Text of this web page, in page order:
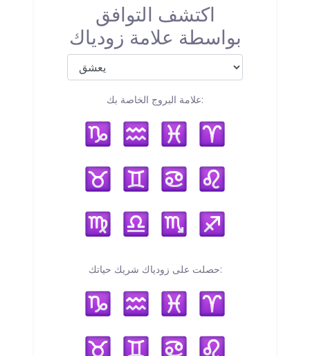
اكتشف التوافق
بواسطة علامة زودياك
علامة البروج الخاصة بك:
حصلت على زودياك شريك حياتك: